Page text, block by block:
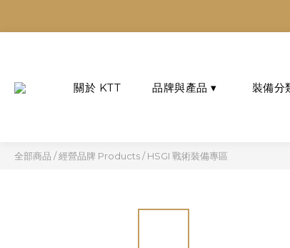
全部商品 /經營品牌 Products/HSGI 戰術裝備專區